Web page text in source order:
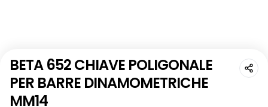
BETA 652 CHIAVE POLIGONALE
PER BARRE DINAMOMETRICHE
MM14